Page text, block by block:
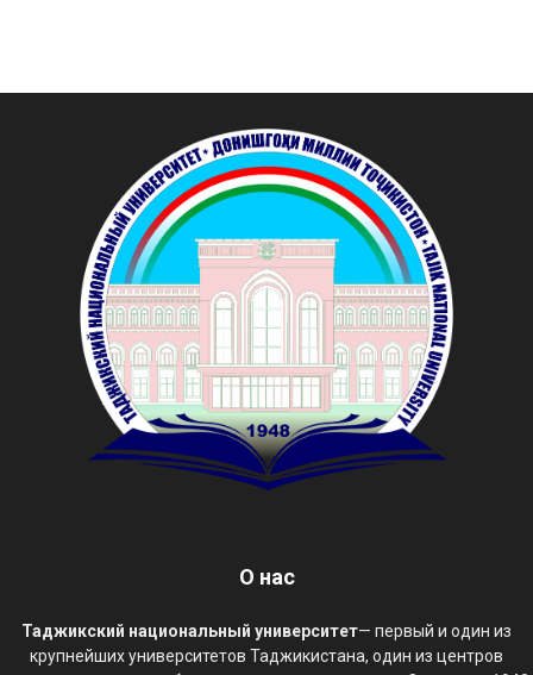
О нас
Таджикский национальный университет— первый и один из
крупнейших университетов Таджикистана, один из центров